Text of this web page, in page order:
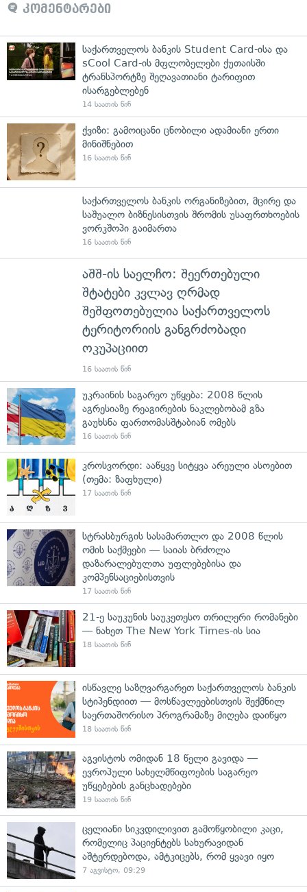
კომენტარები
საქართველოს ბანკის Student Card-ისა და
sCool Card-ის მფლობელები ქუთაისში
ტრანსპორტზე შეღავათიანი ტარიფით
ისარგებლებენ
14 საათის წინ
ქვიზი: გამოიცანი ცნობილი ადამიანი ერთი
მინიშნებით
16 საათის წინ
საქართველოს ბანკის ორგანიზებით, მცირე და
საშუალო ბიზნესისთვის შრომის უსაფრთხოების
ვორკშოპი გაიმართა
16 საათის წინ
აშშ-ის საელჩო: შეერთებული
შტატები კვლავ ღრმად
შეშფოთებულია საქართველოს
ტერიტორიის განგრძობადი
ოკუპაციით
16 საათის წინ
უკრაინის საგარეო უწყება: 2008 წლის
აგრესიაზე რეაგირების ნაკლებობამ გზა
გაუხსნა ფართომასშტაბიან ომებს
16 საათის წინ
კროსვორდი: ააწყვე სიტყვა არეული ასოებით
(თემა: ზაფხული)
17 საათის წინ
სტრასბურგის სასამართლო და 2008 წლის
ომის საქმეები — საიას ბრძოლა
დაზარალებულთა უფლებებისა და
კომპენსაციებისთვის
17 საათის წინ
21-ე საუკუნის საუკეთესო თრილერი რომანები
— ნახეთ The New York Times-ის სია
18 საათის წინ
ისწავლე საზღვარგარეთ საქართველოს ბანკის
სტიპენდიით — მოსწავლეებისთვის შექმნილ
საერთაშორისო პროგრამაზე მიღება დაიწყო
18 საათის წინ
აგვისტოს ომიდან 18 წელი გავიდა —
ევროპული სახელმწიფოების საგარეო
უწყებების განცხადებები
19 საათის წინ
ცელიანი სიკვდილივით გამოწყობილი კაცი,
რომელიც პაციენტებს სახურავიდან
აშტერდებოდა, ამტკიცებს, რომ ყვავი იყო
7 აგვისტო, 09:29